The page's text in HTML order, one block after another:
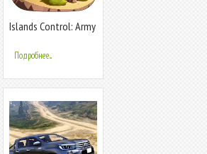
Islands Control: Army
Подробнее...